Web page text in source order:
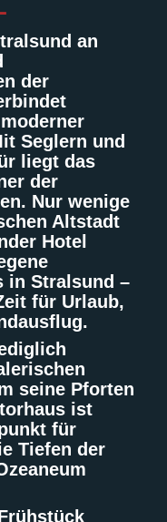
an
der
Seglern und
liegt das
der
Nur wenige
Altstadt
Hotel
in Stralsund –
für Urlaub,
seine Pforten
ist
für
Tiefen der